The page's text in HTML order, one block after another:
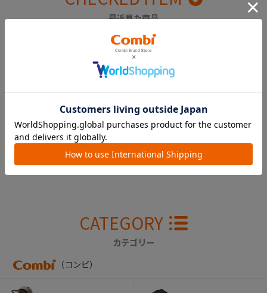
最近見た商品
スゴカルＳｗｉｔｃ
ｈ 腰ベルト（ベー
CATEGORY
カテゴリー
（コンビ）